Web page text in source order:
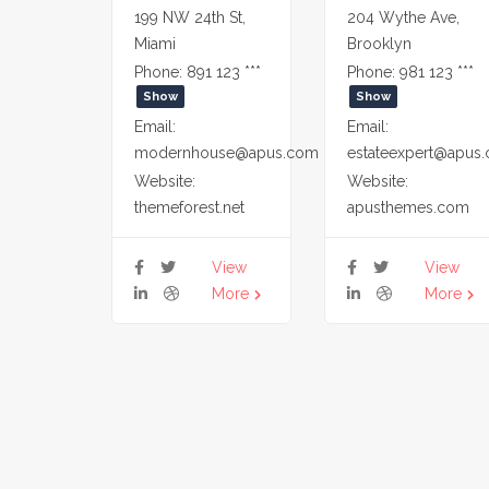
199 NW 24th St,
Miami
Phone: 891 123 ***
Show
Email:
modernhouse@apus.com
Website:
themeforest.net
View
More
204 Wythe Ave,
Brooklyn
Phone: 981 123 ***
Show
Email:
Website:
apusthemes.com
View
More